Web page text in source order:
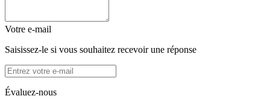
Votre e-mail
Saisissez-le si vous souhaitez recevoir une réponse
Évaluez-nous